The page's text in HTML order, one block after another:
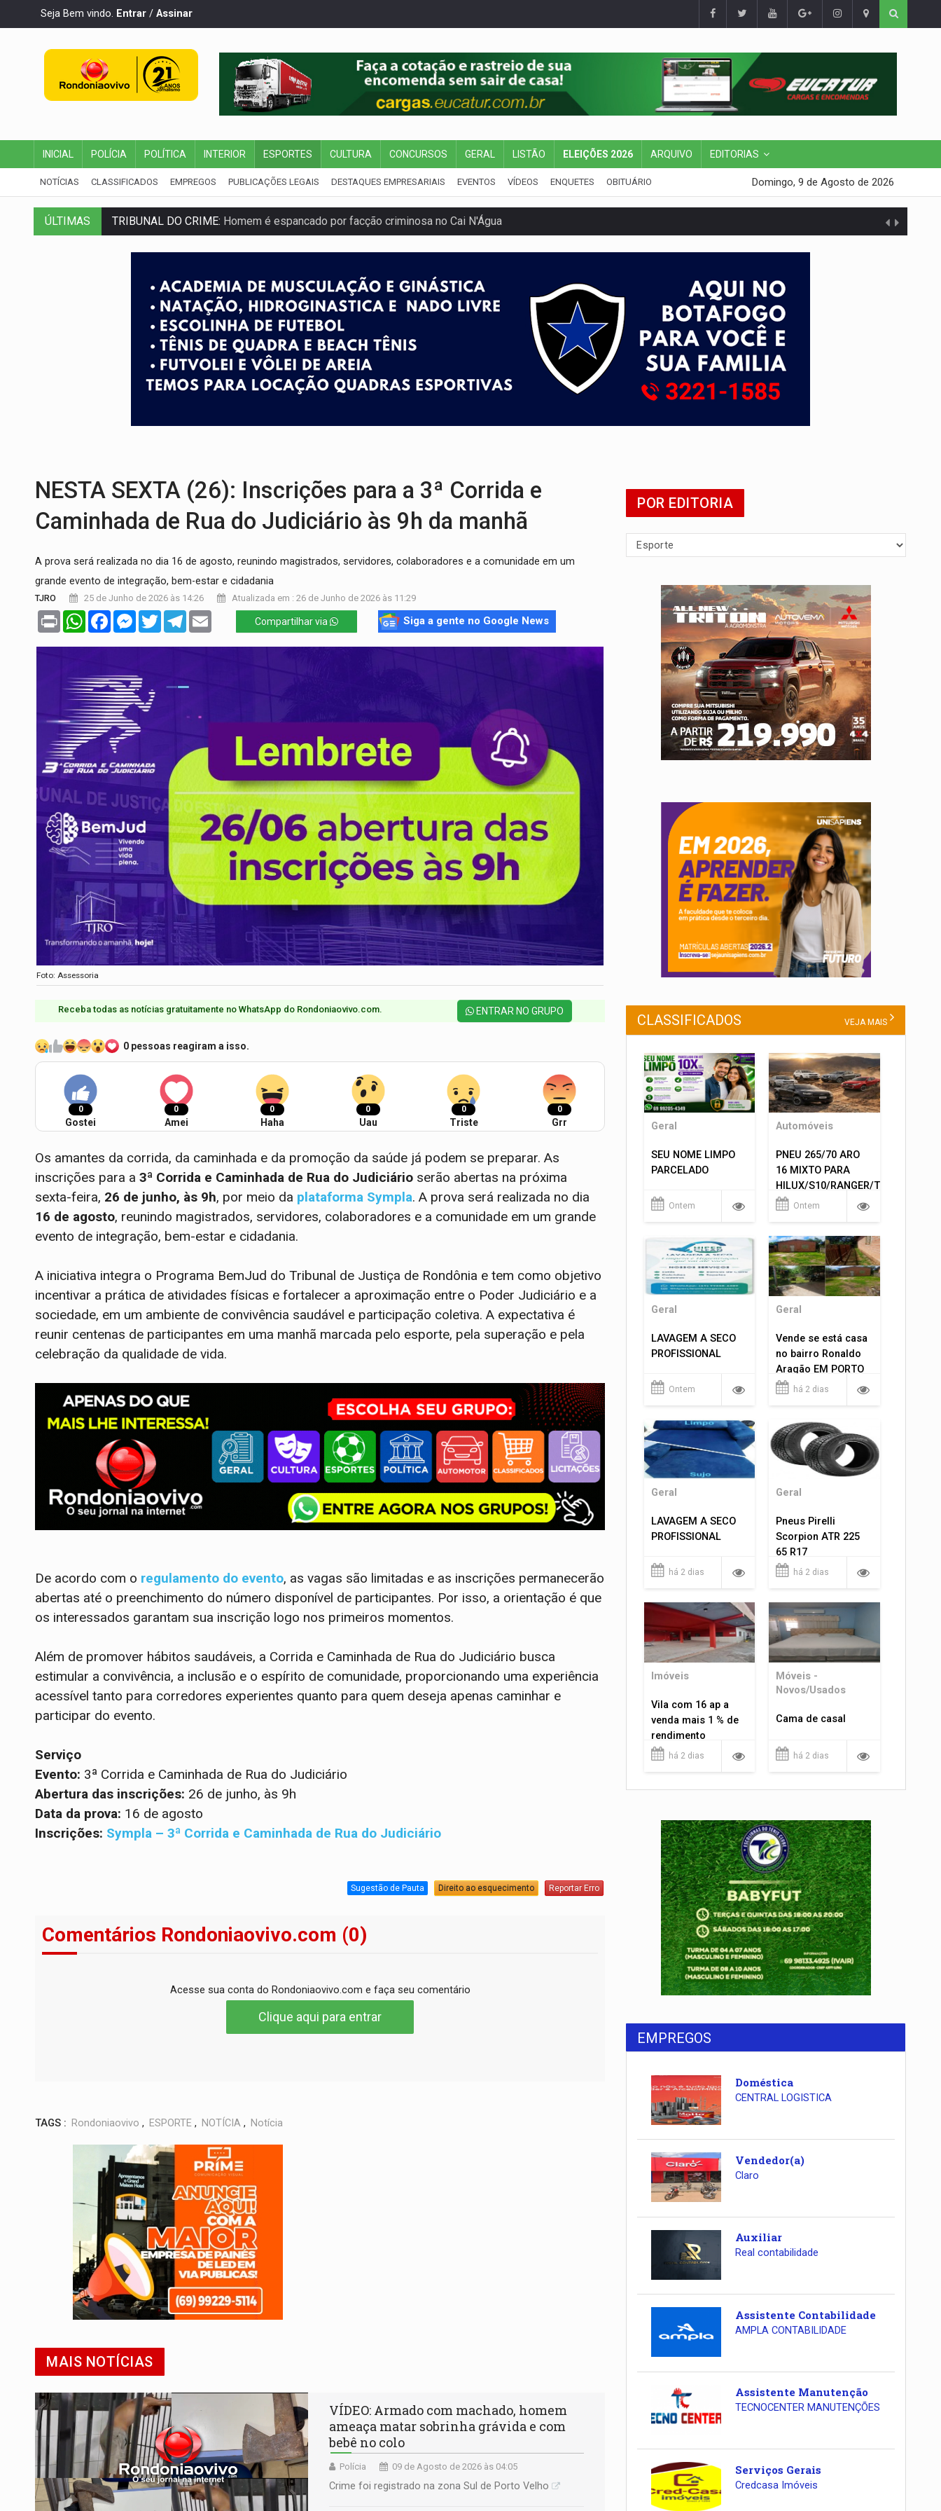
Seja Bem vindo. Entrar / Assinar
INICIAL POLÍCIA POLÍTICA INTERIOR ESPORTES CULTURA CONCURSOS GERAL LISTÃO ELEIÇÕES 2026 ARQUIVO EDITORIAS
NOTÍCIAS CLASSIFICADOS EMPREGOS PUBLICAÇÕES LEGAIS DESTAQUES EMPRESARIAIS EVENTOS VÍDEOS ENQUETES OBITUÁRIO Domingo, 9 de Agosto de 2026
ÚLTIMAS
TRIBUNAL DO CRIME:Homem é espancado por facção criminosa no Cai N'Água
VÍDEO:Perseguição é registrada no shopping após colombiana furtar celular de menina
LUDOPATIA:Apostas online começam a afetar produtividade e rotina nas empresas
REFLORESTAMENTO:Plantar árvores não será mais suficiente para comprovar área recuperado
OVNIS NA LUA:Cientistas alertam para possível base secreta no satélite natural da Terra
ACABOU COM PEUGEOT:Incêndio destrói carro que era rebocado para oficina no Centro de Porto Velho
Ladrão é filmado furtando moto na frente do bar da Marleide
Iniciativa Amazônia+10 lança chamada para fortalecer cadeias da sociobioeconomia
MATERIAL:Brasil tem grandes reservas de urânio, mas produz pouco e importa combustível
NESTA SEXTA (26): Inscrições para a 3ª Corrida e
Caminhada de Rua do Judiciário às 9h da manhã
A prova será realizada no dia 16 de agosto, reunindo magistrados, servidores, colaboradores e a comunidade em um
grande evento de integração, bem-estar e cidadania
TJRO 25 de Junho de 2026 às 14:26 Atualizada em : 26 de Junho de 2026 às 11:29
Print WhatsAppFacebookMessenger
TwitterTelegram Compartilhar via Siga a gente no Google News
Foto: Assessoria
Receba todas as notícias gratuitamente no WhatsApp do Rondoniaovivo.com.​ ENTRAR NO GRUPO
0 pessoas reagiram a isso.
0
Gostei
0
Amei
0
Haha
0
Uau
0
Triste
0
Grr
Os amantes da corrida, da caminhada e da promoção da saúde já podem se preparar. As
inscrições para a 3ª Corrida e Caminhada de Rua do Judiciário serão abertas na próxima
sexta-feira, 26 de junho, às 9h, por meio da plataforma Sympla. A prova será realizada no dia
16 de agosto, reunindo magistrados, servidores, colaboradores e a comunidade em um grande
evento de integração, bem-estar e cidadania.
A iniciativa integra o Programa BemJud do Tribunal de Justiça de Rondônia e tem como objetivo
incentivar a prática de atividades físicas e fortalecer a aproximação entre o Poder Judiciário e a
sociedade, em um ambiente de convivência saudável e participação coletiva. A expectativa é
reunir centenas de participantes em uma manhã marcada pelo esporte, pela superação e pela
celebração da qualidade de vida.
De acordo com o regulamento do evento, as vagas são limitadas e as inscrições permanecerão
abertas até o preenchimento do número disponível de participantes. Por isso, a orientação é que
os interessados garantam sua inscrição logo nos primeiros momentos.
Além de promover hábitos saudáveis, a Corrida e Caminhada de Rua do Judiciário busca
estimular a convivência, a inclusão e o espírito de comunidade, proporcionando uma experiência
acessível tanto para corredores experientes quanto para quem deseja apenas caminhar e
participar do evento.
Serviço
Evento: 3ª Corrida e Caminhada de Rua do Judiciário
Abertura das inscrições: 26 de junho, às 9h
Data da prova: 16 de agosto
Inscrições: Sympla – 3ª Corrida e Caminhada de Rua do Judiciário
Sugestão de Pauta Direito ao esquecimento Reportar Erro
Comentários Rondoniaovivo.com (0)
Acesse sua conta do Rondoniaovivo.com e faça seu comentário
Clique aqui para entrar
TAGS : Rondoniaovivo , ESPORTE , NOTÍCIA , Notícia
MAIS NOTÍCIAS
VÍDEO: Armado com machado, homem
ameaça matar sobrinha grávida e com
bebê no colo
Polícia 09 de Agosto de 2026 às 04:05
Crime foi registrado na zona Sul de Porto Velho
POR EDITORIA
CLASSIFICADOS VEJA MAIS
Geral
SEU NOME LIMPO
PARCELADO
Ontem
Automóveis
PNEU 265/70 ARO
16 MIXTO PARA
HILUX/S10/RANGER/TRITON
ETC... MONTAGEM
Ontem
Geral
LAVAGEM A SECO
PROFISSIONAL
Ontem
Geral
Vende se está casa
no bairro Ronaldo
Aragão EM PORTO
VELHO RO.
há 2 dias
Geral
LAVAGEM A SECO
PROFISSIONAL
há 2 dias
Geral
Pneus Pirelli
Scorpion ATR 225
65 R17
há 2 dias
Imóveis
Vila com 16 ap a
venda mais 1 % de
rendimento
há 2 dias
Móveis -
Novos/Usados
Cama de casal
há 2 dias
EMPREGOS
Doméstica
CENTRAL LOGISTICA
Vendedor(a)
Claro
Auxiliar
Real contabilidade
Assistente Contabilidade
AMPLA CONTABILIDADE
Assistente Manutenção
TECNOCENTER MANUTENÇÕES
Serviços Gerais
Credcasa Imóveis